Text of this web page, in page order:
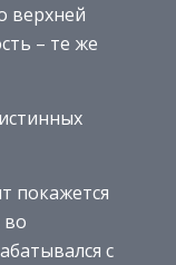
верхней
– те же
покажется
с